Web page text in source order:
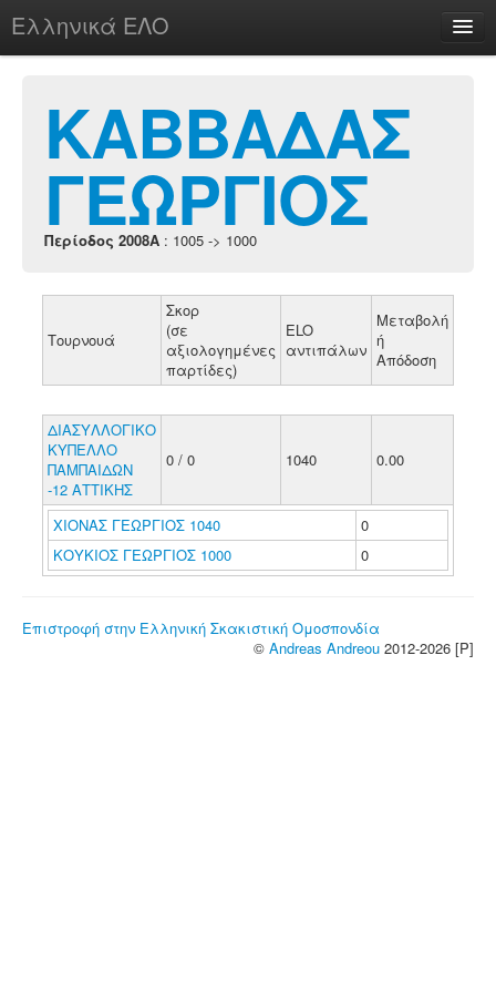
Ελληνικά ΕΛΟ
chesstu.be @ discord
Login
ΚΑΒΒΑΔΑΣ
ΓΕΩΡΓΙΟΣ
Περίοδος 2008A : 1005 -> 1000
Τουρνουά
Σκορ
(σε
αξιολογημένες
παρτίδες)
ELO
αντιπάλων
Μεταβολή
ή
Απόδοση
ΔΙΑΣΥΛΛΟΓΙΚΟ
ΚΥΠΕΛΛΟ
ΠΑΜΠΑΙΔΩΝ
-12 ΑΤΤΙΚΗΣ
0 / 0 1040 0.00
ΧΙΟΝΑΣ ΓΕΩΡΓΙΟΣ 1040
0
ΚΟΥΚΙΟΣ ΓΕΩΡΓΙΟΣ 1000
0
Επιστροφή στην Ελληνική Σκακιστική Ομοσπονδία
© Andreas Andreou 2012-2026 [P]